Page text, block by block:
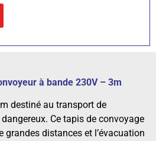
à bande 230V – 3m
destiné au transport de
Ce tapis de convoyage
grandes distances et l’évacuation